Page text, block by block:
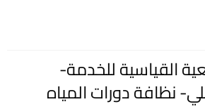
القياسية للخدمة-
نظافة دورات المياه